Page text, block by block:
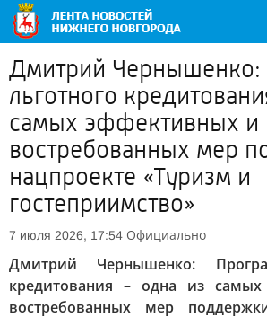
Дмитрий Чернышенко:
льготного
самых эффективных и
востребованных мер
нацпроекте «Туризм и
гостеприимство»
7 июля 2026, 17:54 Официально
Дмитрий Чернышенко:
кредитования – одна из
востребованных мер